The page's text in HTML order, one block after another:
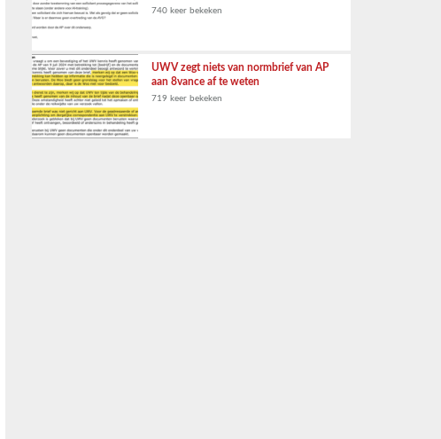
740 keer bekeken
UWV zegt niets van normbrief van AP
aan 8vance af te weten
719 keer bekeken